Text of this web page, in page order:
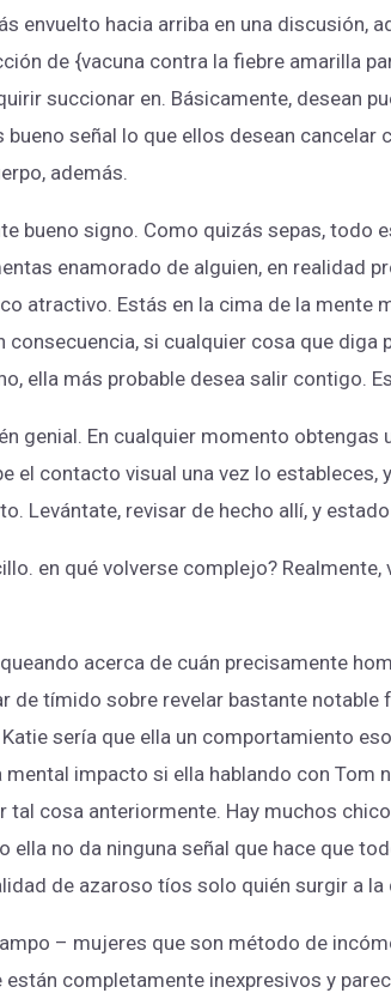
envuelto hacia arriba en una discusión,
de {vacuna contra la fiebre amarilla
succionar en. Básicamente, desean
señal lo que ellos desean
además.
bueno signo. Como quizás sepas,
enamorado de alguien, en realidad
atractivo. Estás en la cima de la
consecuencia, si cualquier cosa que diga
ella más probable desea salir contigo.
genial. En cualquier momento
el contacto visual una vez lo
Levántate, revisar de hecho allí, y
en qué volverse complejo?
acerca de cuán precisamente
de tímido sobre revelar bastante
sería que ella un comportamiento
impacto si ella hablando con Tom
tal cosa anteriormente. Hay muchos
ella no da ninguna señal que hace que
de azaroso tíos solo quién surgir a
– mujeres que son método de
completamente inexpresivos y